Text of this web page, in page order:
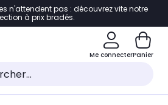
à la navigation
au pied de page
au chatbot
n'attendent pas : découvrez vite notre
à prix bradés.
Me connecterPanier